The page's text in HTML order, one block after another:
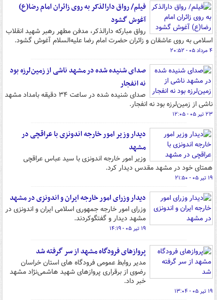
فیلم/ رواق دارالذکر به روی زائران امام رضا(ع)
آغوش گشود
رواق مبارکه دارالذکر، مدفن مطهر رهبر شهید انقلاب
اسلامی به روی عاشقان و زائران حضرت امام رضا علیه‌السلام آغوش گشود.
۴ مرداد ۰۵ - ۲۰:۵۲
صدای شنیده شده در مشهد ناشی از زمین‌لرزه بود
نه انفجار
صدای شنیده شده در ساعت ۳۴ دقیقه بامداد مشهد
ناشی از زمین‌لرزه بود نه انفجار.
۲۳ تیر ۰۵ - ۱۲:۰۵
دیدار وزیر امور خارجه اندونزی با عراقچی در
مشهد
وزیر امور خارجه اندونزی با سید عباس عراقچی
همتای خود در مشهد مقدس دیدار کرد.
۱۹ تیر ۰۵ - ۲۱:۵۰
دیدار وزرای امور خارجه ایران و اندونزی در مشهد
وزرای امور خارجه جمهوری اسلامی ایران و اندونزی در
مشهد دیدار و گفتگوکردند.
۱۹ تیر ۰۵ - ۱۴:۱۹
پروازهای فرودگاه مشهد از سر گرفته شد
مدیر روابط عمومی فرودگاه های استان خراسان
رضوی از برقراری پروازهای شهید هاشمی‌نژاد مشهد
خبر داد.
۱۹ تیر ۰۵ - ۱۳:۰۴